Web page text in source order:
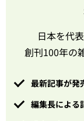
日本を代
創刊100年の
最新記事が発
編集長による